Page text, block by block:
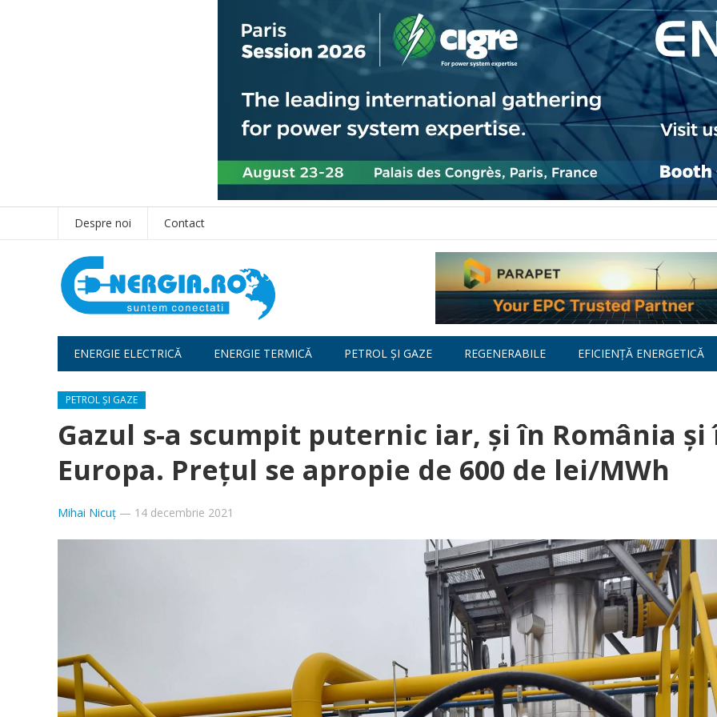
Despre noi Contact
ENERGIE ELECTRICĂ ENERGIE TERMICĂ PETROL ȘI GAZE REGENERABILE EFICIENȚĂ ENERGETICĂ
PETROL ȘI GAZE
Gazul s-a scumpit puternic iar, și în România și
Europa. Prețul se apropie de 600 de lei/MWh
Mihai Nicuț — 14 decembrie 2021